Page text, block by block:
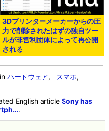
3Dプリンターメーカーからの圧
力で削除されたはずの独自ツー
ルが非営利団体によって再公開
される
inハードウェア, スマホ,
English articleSony has
.